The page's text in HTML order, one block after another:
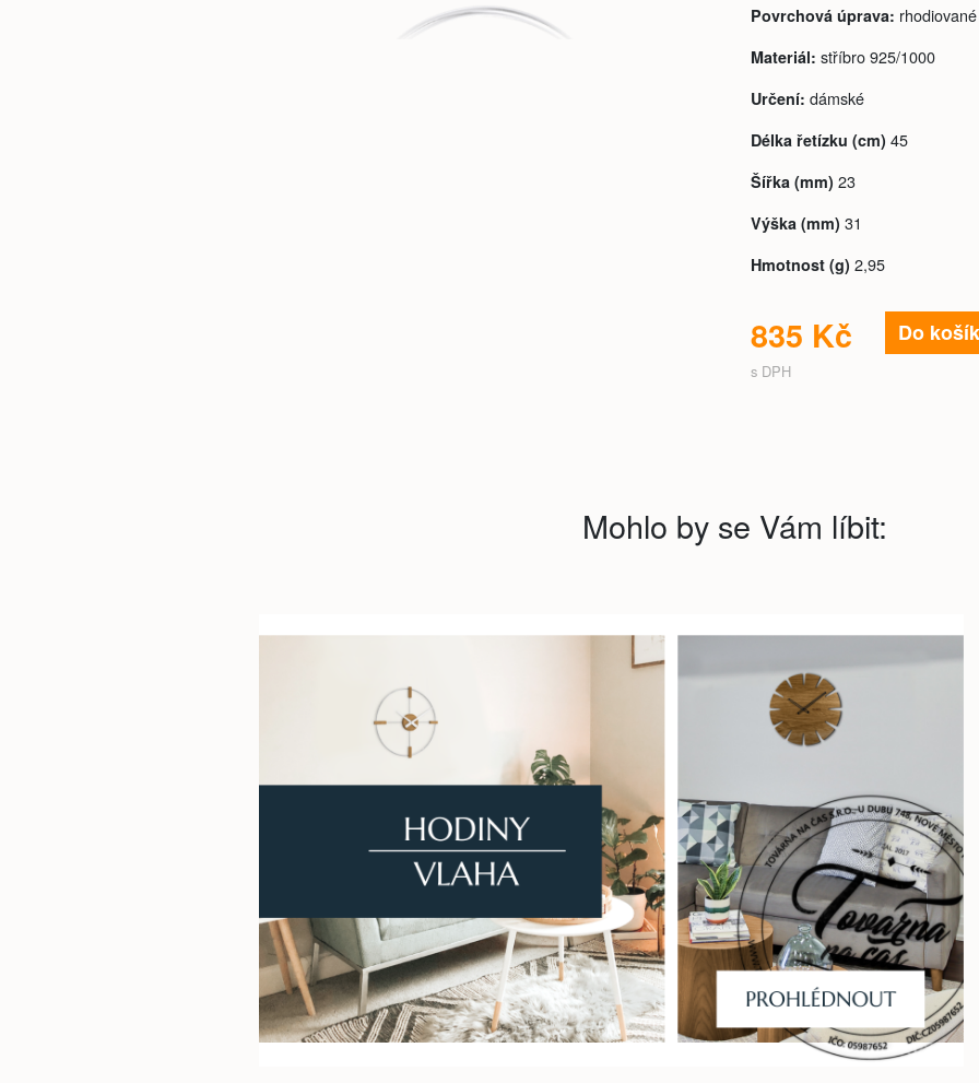
Povrchová úprava: rhodiované
Materiál: stříbro 925/1000
Určení: dámské
Délka řetízku (cm) 45
Šířka (mm) 23
Výška (mm) 31
Hmotnost (g) 2,95
835 Kč
s DPH
Do
Mohlo by se Vám líbit: